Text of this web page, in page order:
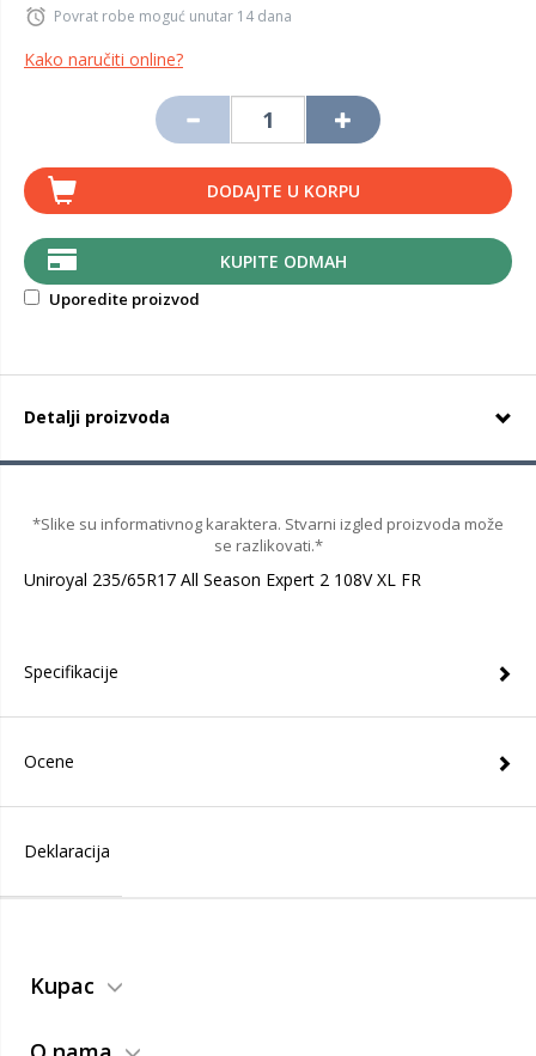
Povrat robe moguć unutar 14 dana
Kako naručiti online?
DODAJTE U KORPU
KUPITE ODMAH
Uporedite proizvod
Detalji proizvoda
*Slike su informativnog karaktera. Stvarni izgled proizvoda može
se razlikovati.*
Uniroyal 235/65R17 All Season Expert 2 108V XL FR
Specifikacije
Ocene
Deklaracija
Kupac